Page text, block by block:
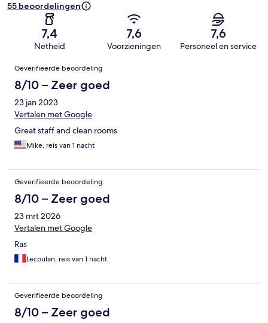
55 beoordelingen
7,4
Netheid
7,6
Voorzieningen
7,6
Personeel en service
Beoordelingen
Geverifieerde beoordeling
8/10 – Zeer goed
23 jan 2023
Vertalen met Google
Great staff and clean rooms
Mike, reis van 1 nacht
Geverifieerde beoordeling
8/10 – Zeer goed
23 mrt 2026
Vertalen met Google
Ras
Lecoulan, reis van 1 nacht
Geverifieerde beoordeling
8/10 – Zeer goed